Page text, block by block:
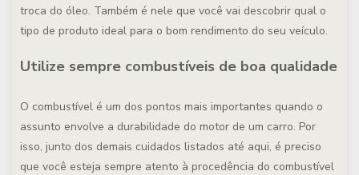
troca do óleo. Também é nele que você vai descobrir qual o
tipo de produto ideal para o bom rendimento do seu veículo.
Utilize sempre combustíveis de boa qualidade
O combustível é um dos pontos mais importantes quando o
assunto envolve a durabilidade do motor de um carro. Por
isso, junto dos demais cuidados listados até aqui, é preciso
que você esteja sempre atento à procedência do combustível